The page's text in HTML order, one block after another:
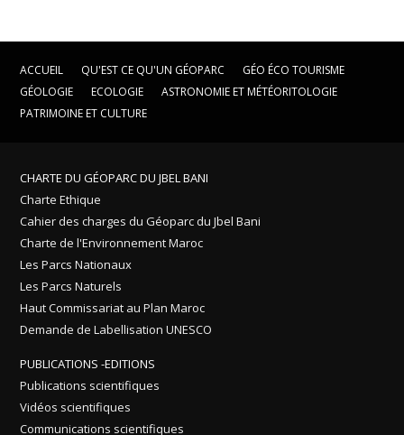
ACCUEIL QU'EST CE QU'UN GÉOPARC
GÉO ÉCO TOURISME
GÉOLOGIE
ECOLOGIE
ASTRONOMIE ET MÉTÉORITOLOGIE
PATRIMOINE ET CULTURE
CHARTE DU GÉOPARC DU JBEL BANI
Charte Ethique
Cahier des charges du Géoparc du Jbel Bani
Charte de l'Environnement Maroc
Les Parcs Nationaux
Les Parcs Naturels
Haut Commissariat au Plan Maroc
Demande de Labellisation UNESCO
PUBLICATIONS -EDITIONS
Publications scientifiques
Vidéos scientifiques
Communications scientifiques